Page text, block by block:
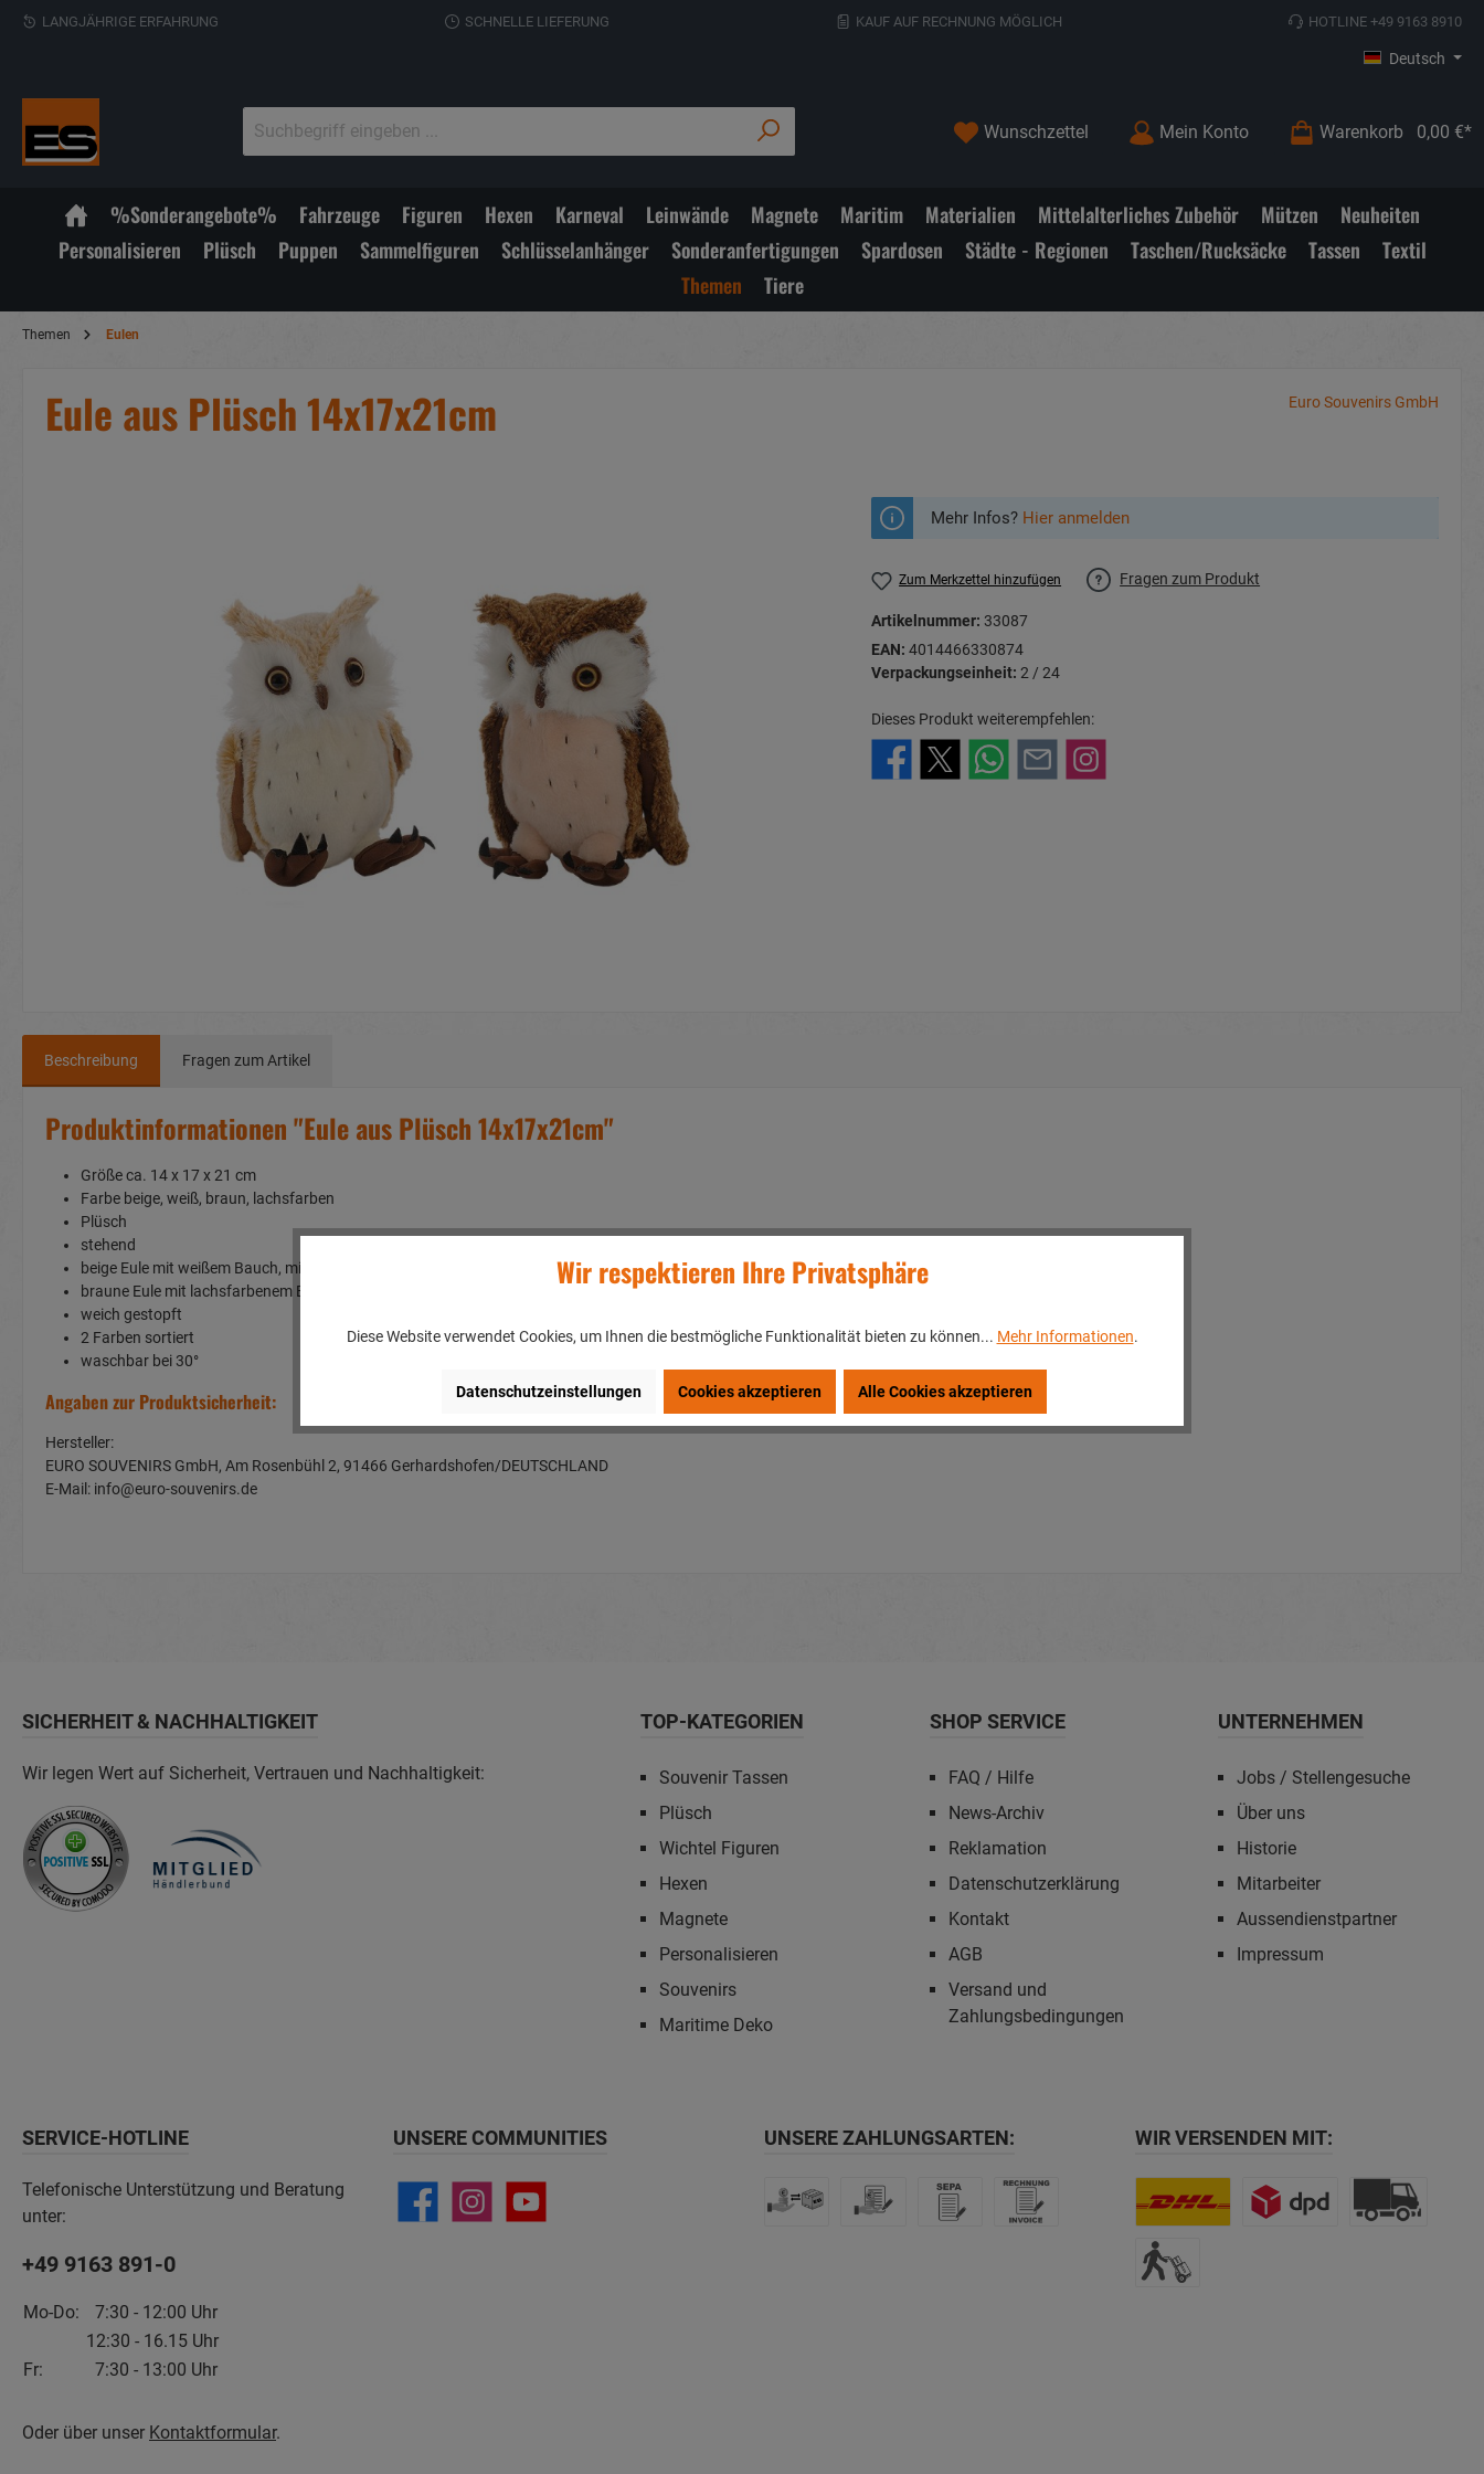
LANGJÄHRIGE ERFAHRUNG SCHNELLE LIEFERUNG KAUF AUF RECHNUNG MÖGLICH HOTLINE +49 9163 8910
Deutsch
Wunschzettel Mein Konto Warenkorb 0,00 €*
%Sonderangebote% Fahrzeuge Figuren Hexen Karneval Leinwände Magnete Maritim Materialien Mittelalterliches Zubehör Mützen
Neuheiten
Personalisieren
Plüsch Puppen Sammelfiguren Schlüsselanhänger Sonderanfertigungen Spardosen Städte - Regionen Taschen/Rucksäcke Tassen
Textil
Themen
Tiere
Themen Eulen
Eule aus Plüsch 14x17x21cm Euro Souvenirs GmbH
Mehr Infos? Hier anmelden
Zum Merkzettel hinzufügen Fragen zum Produkt
Artikelnummer: 33087
EAN: 4014466330874
Verpackungseinheit: 2 / 24
Dieses Produkt weiterempfehlen:
Beschreibung Fragen zum Artikel
Produktinformationen "Eule aus Plüsch 14x17x21cm"
Größe ca. 14 x 17 x 21 cm
Farbe beige, weiß, braun, lachsfarben
Plüsch
stehend
beige Eule mit weißem Bauch, mit weißer Gesichtsmaske und braunen Füßen und einem braunen Schnabel
braune Eule mit lachsfarbenem Bauch. weißer Gesichtsmaske und braunen Füßen
weich gestopft
2 Farben sortiert
waschbar bei 30°
Angaben zur Produktsicherheit:
Hersteller:
EURO SOUVENIRS GmbH, Am Rosenbühl 2, 91466 Gerhardshofen/DEUTSCHLAND
E-Mail: info@euro-souvenirs.de
SICHERHEIT & NACHHALTIGKEIT
Wir legen Wert auf Sicherheit, Vertrauen und Nachhaltigkeit:
TOP-KATEGORIEN
Souvenir Tassen
Plüsch
Wichtel Figuren
Hexen
Magnete
Personalisieren
Souvenirs
Maritime Deko
SHOP SERVICE
FAQ / Hilfe
News-Archiv
Reklamation
Datenschutzerklärung
Kontakt
AGB
Versand und
Zahlungsbedingungen
UNTERNEHMEN
Jobs / Stellengesuche
Über uns
Historie
Mitarbeiter
Aussendienstpartner
Impressum
SERVICE-HOTLINE
Telefonische Unterstützung und Beratung
unter:
+49 9163 891-0
Mo-Do:
7:30 - 12:00 Uhr
12:30 - 16.15 Uhr
Fr:
7:30 - 13:00 Uhr
Oder über unser Kontaktformular.
UNSERE COMMUNITIES UNSERE ZAHLUNGSARTEN: WIR VERSENDEN MIT:
Wir respektieren Ihre Privatsphäre
Diese Website verwendet Cookies, um Ihnen die bestmögliche Funktionalität bieten zu können... Mehr Informationen.
Datenschutzeinstellungen Cookies akzeptieren Alle Cookies akzeptieren